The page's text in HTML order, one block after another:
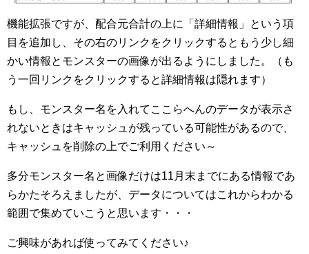
機能拡張ですが、配合元合計の上に「詳細情報」という項
目を追加し、その右のリンクをクリックするともう少し細
かい情報とモンスターの画像が出るようにしました。（も
う一回リンクをクリックすると詳細情報は隠れます）
もし、モンスター名を入れてここらへんのデータが表示さ
れないときはキャッシュが残っている可能性があるので、
キャッシュを削除の上でご利用ください～
多分モンスター名と画像だけは11月末までにある情報であ
らかたそろえましたが、データについてはこれからわかる
範囲で集めていこうと思います・・・
ご興味があれば使ってみてください♪